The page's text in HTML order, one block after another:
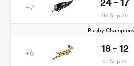
+7
06 Sep 25
Rugby
+6 18 - 12
07 Sep 24